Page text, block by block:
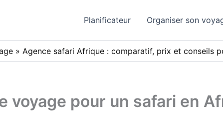
Planificateur Organiser son
» Agence safari Afrique : comparatif, prix et conseils
voyage pour un safari en